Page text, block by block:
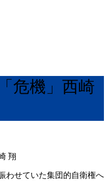
危機」西崎
翔
わせていた集団的自衛権へ